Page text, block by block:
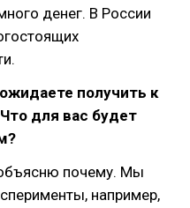
денег. В России
получить к
для вас будет
почему. Мы
например,